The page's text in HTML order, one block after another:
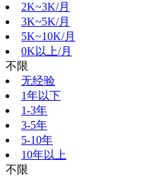
2K~3K/月
3K~5K/月
5K~10K/月
0K以上/月
不限
无经验
1年以下
1-3年
3-5年
5-10年
10年以上
不限